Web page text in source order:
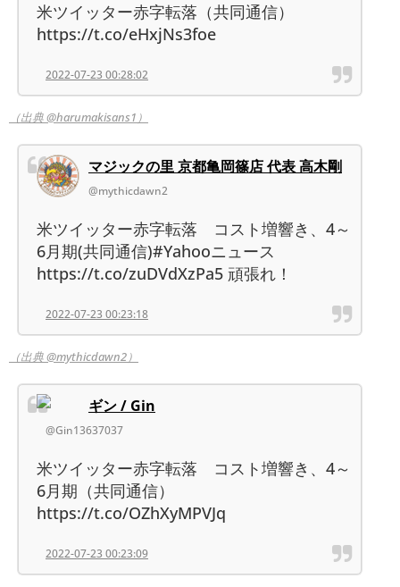
米ツイッター赤字転落（共同通信）
https://t.co/eHxjNs3foe
2022-07-23 00:28:02
（出典 @harumakisans1）
マジックの里 京都亀岡篠店 代表 高木剛
@mythicdawn2
米ツイッター赤字転落 コスト増響き、4～
6月期(共同通信)#Yahooニュース
https://t.co/zuDVdXzPa5 頑張れ！
2022-07-23 00:23:18
（出典 @mythicdawn2）
ギン / Gin
@Gin13637037
米ツイッター赤字転落 コスト増響き、4～
6月期（共同通信）
https://t.co/OZhXyMPVJq
2022-07-23 00:23:09